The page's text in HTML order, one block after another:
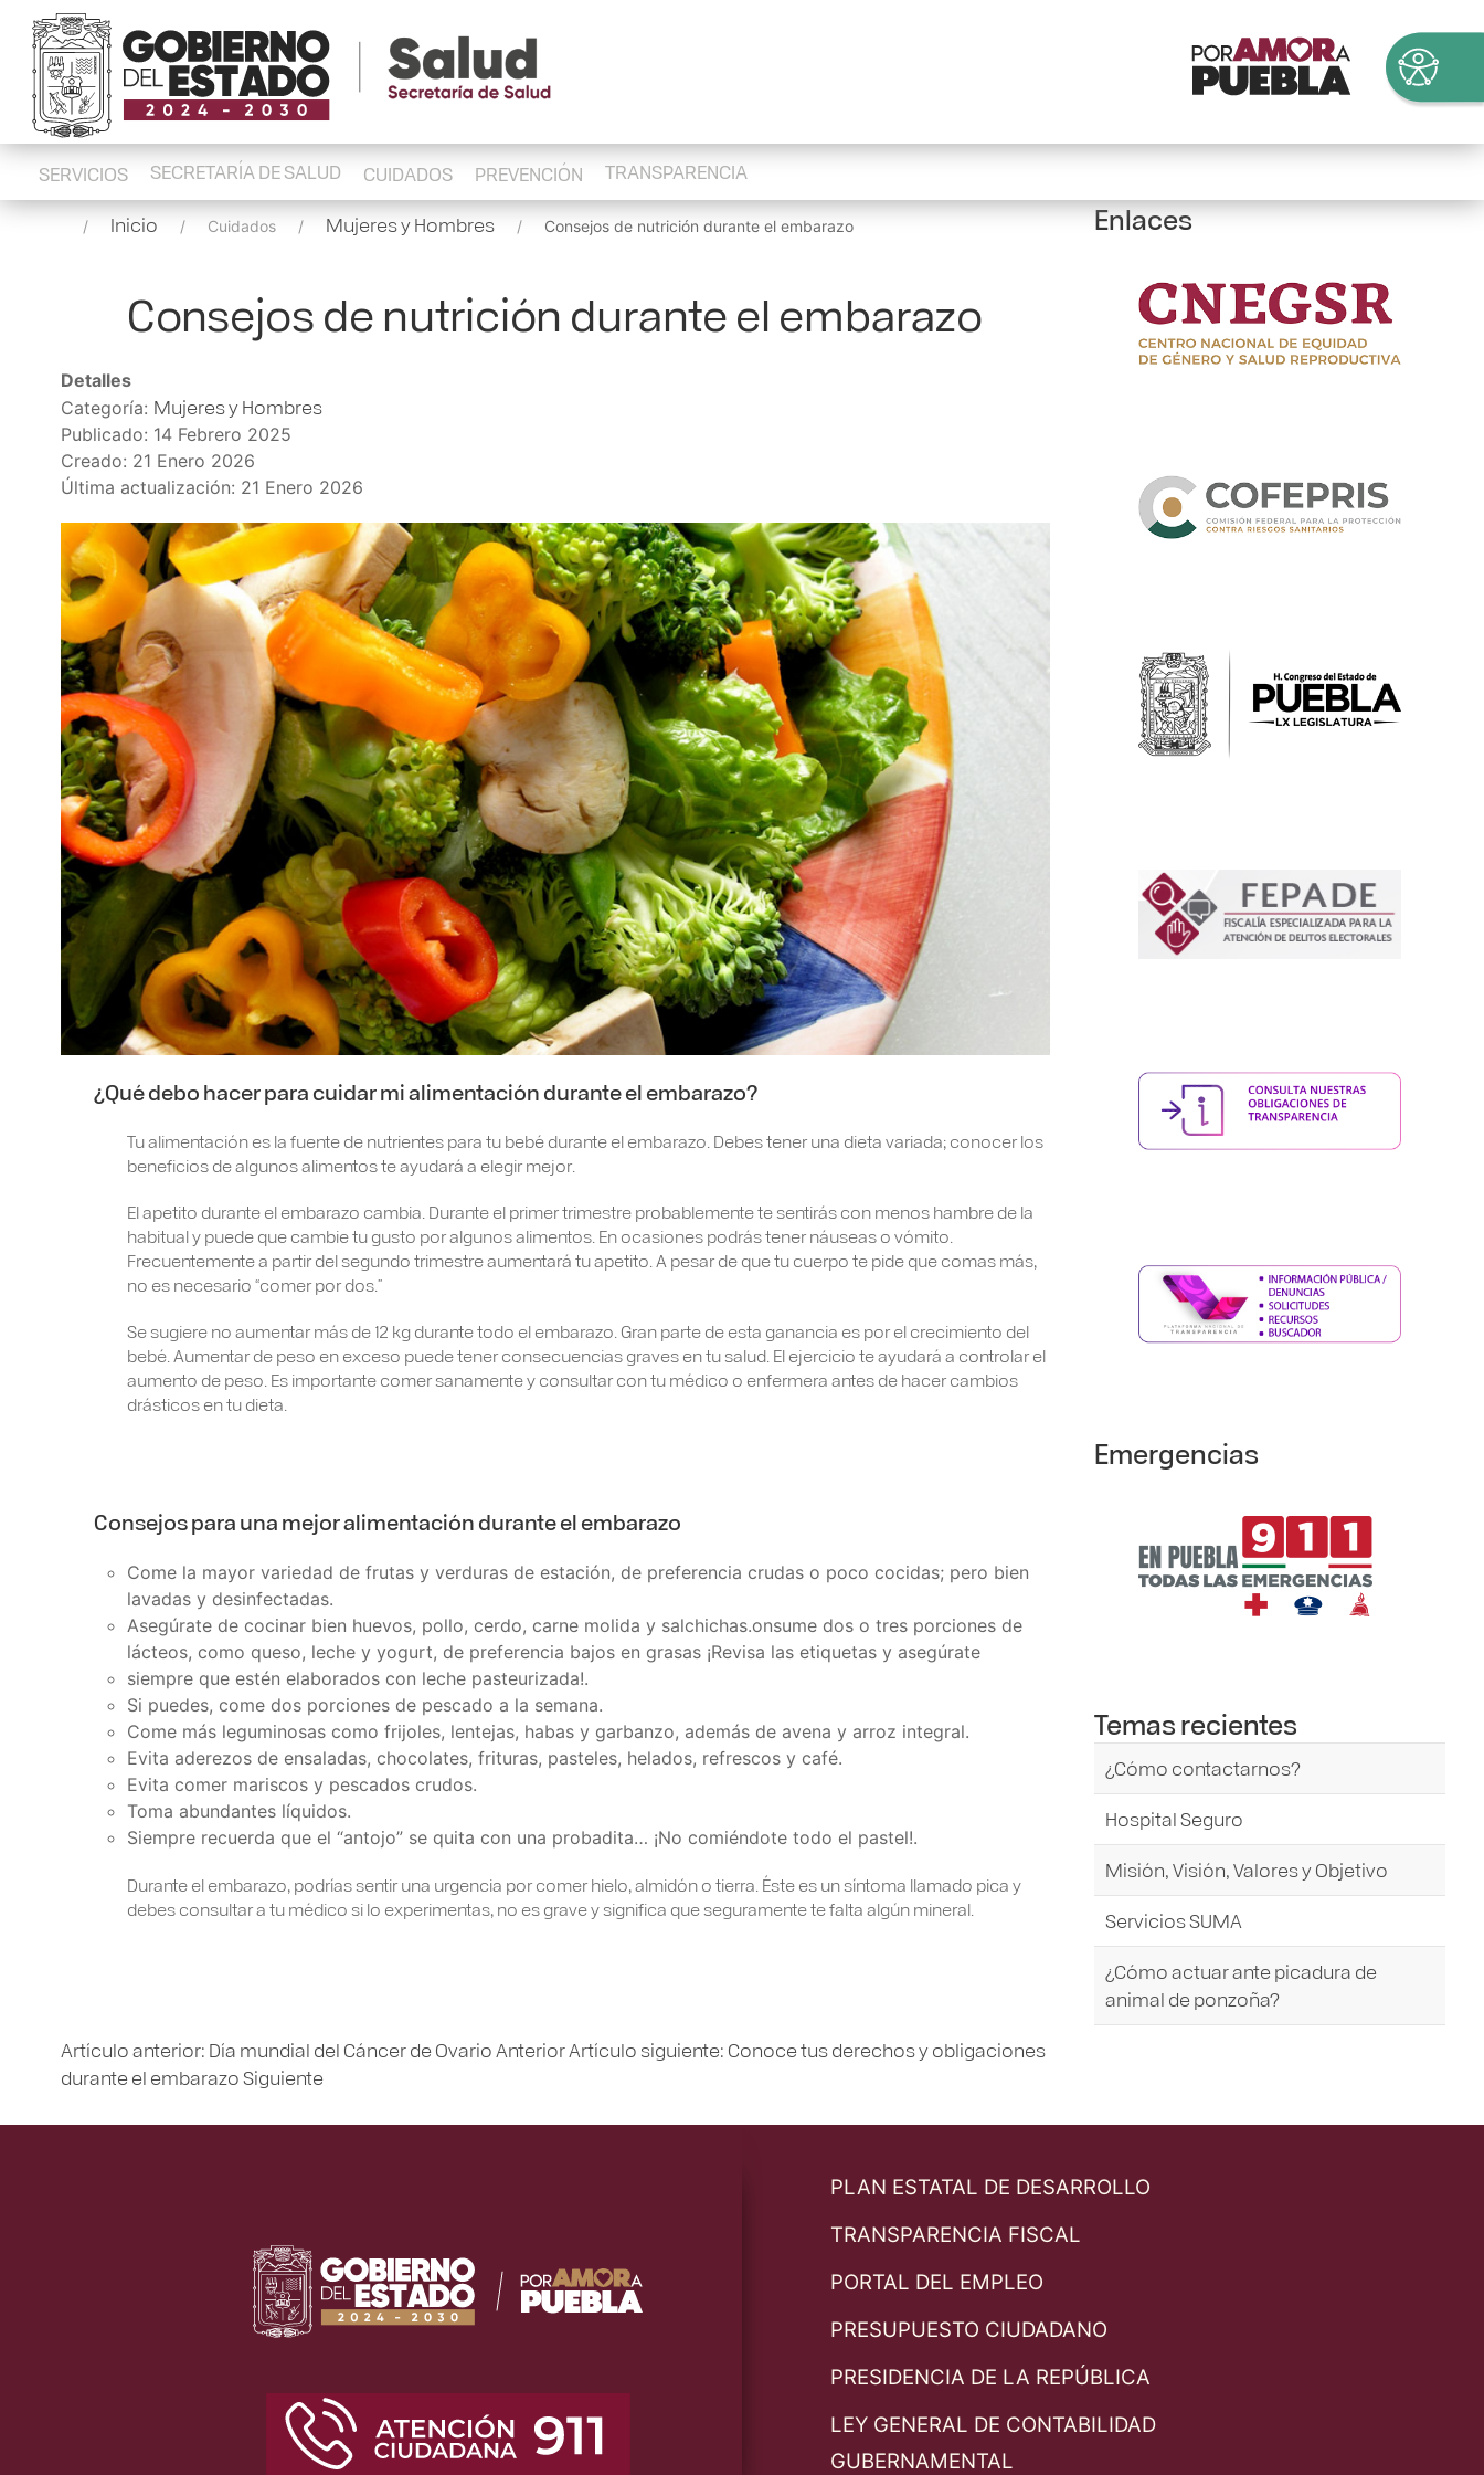
SERVICIOS SECRETARÍA DE SALUD CUIDADOS PREVENCIÓN TRANSPARENCIA
Inicio Cuidados Mujeres y Hombres Consejos de nutrición durante el embarazo
Consejos de nutrición durante el embarazo
Detalles
Categoría: Mujeres y Hombres
Publicado: 14 Febrero 2025
Creado: 21 Enero 2026
Última actualización: 21 Enero 2026
¿Qué debo hacer para cuidar mi alimentación durante el embarazo?
Tu alimentación es la fuente de nutrientes para tu bebé durante el embarazo. Debes tener una dieta variada; conocer los
beneficios de algunos alimentos te ayudará a elegir mejor.
El apetito durante el embarazo cambia. Durante el primer trimestre probablemente te sentirás con menos hambre de la
habitual y puede que cambie tu gusto por algunos alimentos. En ocasiones podrás tener náuseas o vómito.
Frecuentemente a partir del segundo trimestre aumentará tu apetito. A pesar de que tu cuerpo te pide que comas más,
no es necesario “comer por dos.”
Se sugiere no aumentar más de 12 kg durante todo el embarazo. Gran parte de esta ganancia es por el crecimiento del
bebé. Aumentar de peso en exceso puede tener consecuencias graves en tu salud. El ejercicio te ayudará a controlar el
aumento de peso. Es importante comer sanamente y consultar con tu médico o enfermera antes de hacer cambios
drásticos en tu dieta.
Consejos para una mejor alimentación durante el embarazo
Come la mayor variedad de frutas y verduras de estación, de preferencia crudas o poco cocidas; pero bien
lavadas y desinfectadas.
Asegúrate de cocinar bien huevos, pollo, cerdo, carne molida y salchichas.onsume dos o tres porciones de
lácteos, como queso, leche y yogurt, de preferencia bajos en grasas ¡Revisa las etiquetas y asegúrate
siempre que estén elaborados con leche pasteurizada!.
Si puedes, come dos porciones de pescado a la semana.
Come más leguminosas como frijoles, lentejas, habas y garbanzo, además de avena y arroz integral.
Evita aderezos de ensaladas, chocolates, frituras, pasteles, helados, refrescos y café.
Evita comer mariscos y pescados crudos.
Toma abundantes líquidos.
Siempre recuerda que el “antojo” se quita con una probadita… ¡No comiéndote todo el pastel!.
Durante el embarazo, podrías sentir una urgencia por comer hielo, almidón o tierra. Éste es un síntoma llamado pica y
debes consultar a tu médico si lo experimentas, no es grave y significa que seguramente te falta algún mineral.
Artículo anterior: Día mundial del Cáncer de Ovario AnteriorArtículo siguiente: Conoce tus derechos y obligaciones
durante el embarazoSiguiente
Enlaces
Emergencias
Temas recientes
¿Cómo contactarnos?
Hospital Seguro
Misión, Visión, Valores y Objetivo
Servicios SUMA
¿Cómo actuar ante picadura de
animal de ponzoña?
PLAN ESTATAL DE DESARROLLO
TRANSPARENCIA FISCAL
PORTAL DEL EMPLEO
PRESUPUESTO CIUDADANO
PRESIDENCIA DE LA REPÚBLICA
LEY GENERAL DE CONTABILIDAD
GUBERNAMENTAL